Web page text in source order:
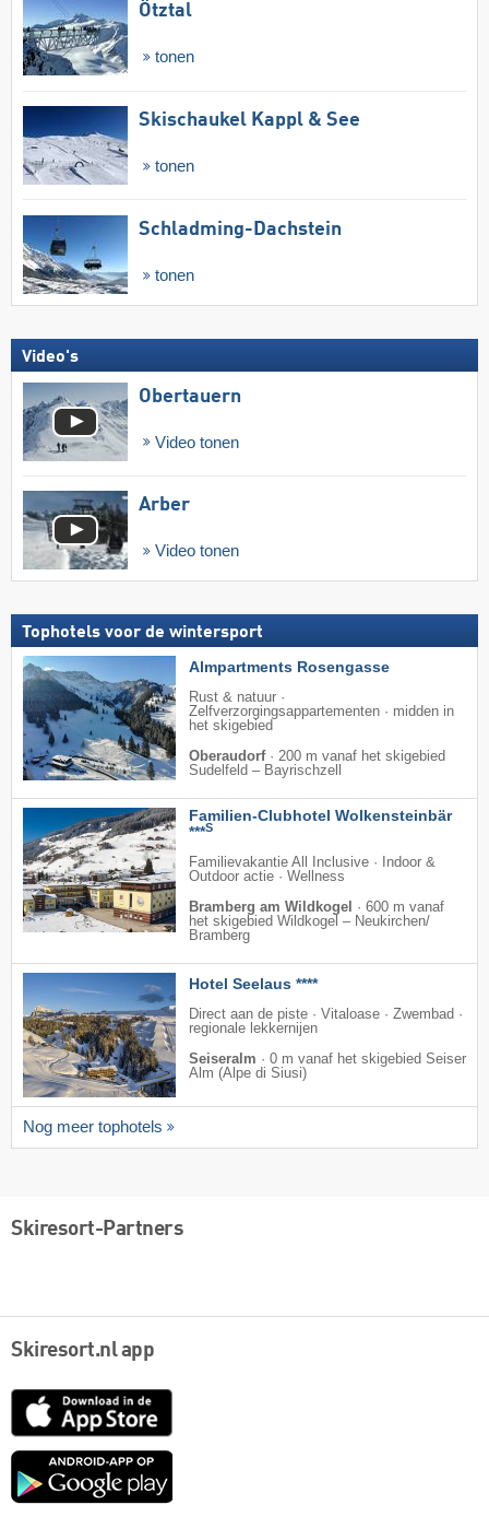
Ötztal
tonen
Skischaukel Kappl & See
tonen
Schladming-Dachstein
tonen
Video's
Obertauern
Video tonen
Arber
Video tonen
Tophotels voor de wintersport
Almpartments Rosengasse
Rust & natuur ·
Zelfverzorgingsappartementen · midden in
het skigebied
Oberaudorf· 200 m vanaf het skigebied
Sudelfeld – Bayrischzell
Familien-Clubhotel Wolkensteinbär
***S
Familievakantie All Inclusive · Indoor &
Outdoor actie · Wellness
Bramberg am Wildkogel
· 600 m vanaf
het skigebied Wildkogel – Neukirchen/​
Bramberg
Hotel Seelaus ****
Direct aan de piste · Vitaloase · Zwembad ·
regionale lekkernijen
Seiseralm · 0 m vanaf het skigebied Seiser
Alm (Alpe di Siusi)
Nog meer tophotels
Skiresort-Partners
Skiresort.nl app
App
Google